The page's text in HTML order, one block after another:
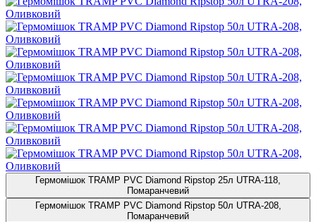
Гермомішок TRAMP PVC Diamond Ripstop 25л UTRA-118,
Помаранчевий
Гермомішок TRAMP PVC Diamond Ripstop 50л UTRA-208,
Помаранчевий